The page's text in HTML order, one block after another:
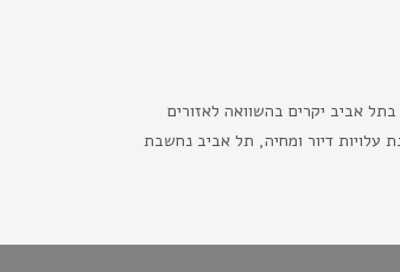
אביב יקרים בהשוואה לאזורים
עלויות דיור ומחיה, תל אביב נחשבת